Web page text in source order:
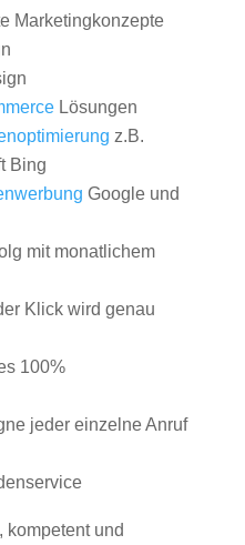
Marketingkonzepte
Lösungen
z.B.
Bing
Google und
mit monatlichem
Klick wird genau
100%
jeder einzelne Anruf
kompetent und